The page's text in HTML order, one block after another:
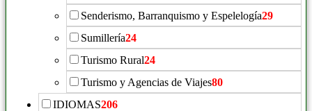
Senderismo, Barranquismo y Espelelogía29
Sumillería24
Turismo Rural24
Turismo y Agencias de Viajes80
IDIOMAS206